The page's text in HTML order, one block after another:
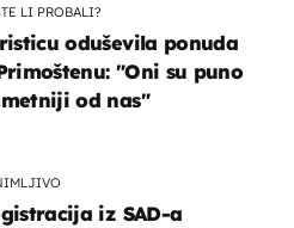
LI PROBALI?
oduševila ponuda
"Oni su puno
od nas"
iz SAD-a